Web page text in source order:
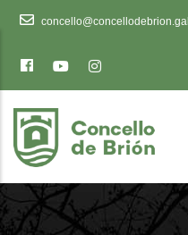
sitio
web
inclúe
un
sistema
concello@concellodebrion.gal